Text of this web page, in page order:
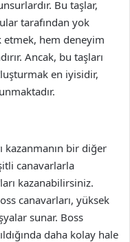
Bu taşlar,
tarafından yok
etmek, hem deneyim
Ancak, bu taşları
en iyisidir,
kazanmanın bir diğer
canavarlarla
kazanabilirsiniz.
canavarları, yüksek
sunar. Boss
daha kolay hale